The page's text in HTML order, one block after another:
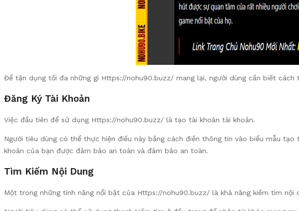
Để tận dụng tối đa những gì Https://nohu90.buzz/ mang lại, người dùng cần biết
Đăng Ký Tài Khoản
Việc đầu tiên để sử dụng Https://nohu90.buzz/ là tạo tài khoản tài khoản.
Người tiêu dùng có thể thực hiện điều này bằng cách điền thông tin vào biểu mẫu
khoản của bạn được đảm bảo an toàn và đảm bảo an toàn.
Tìm Kiếm Nội Dung
Một trong những tính năng nổi bật của Https://nohu90.buzz/ là khả năng kiếm tìm nội